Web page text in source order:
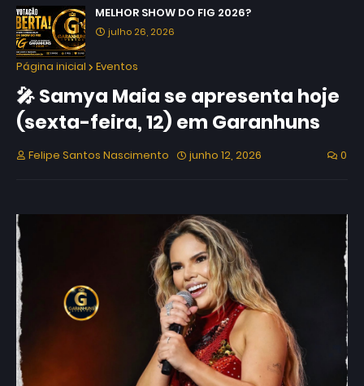
MELHOR SHOW DO FIG 2026?
julho 26, 2026
Página inicial Eventos
🎤 Samya Maia se apresenta hoje
(sexta-feira, 12) em Garanhuns
Felipe Santos Nascimento junho 12, 2026 0